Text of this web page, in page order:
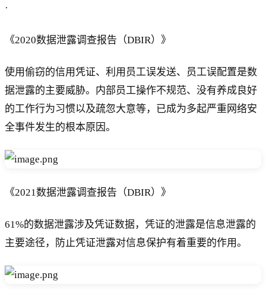
·
《2020数据泄露调查报告（DBIR）》
使用偷窃的信用凭证、利用员工误发送、员工误配置是数
据泄露的主要威胁。内部员工操作不规范、没有养成良好
的工作行为习惯以及疏忽大意等，已成为多起严重网络安
全事件发生的根本原因。
《2021数据泄露调查报告（DBIR）》
61%的数据泄露涉及凭证数据，凭证的泄露是信息泄露的
主要途径，防止凭证泄露对信息保护有着重要的作用。